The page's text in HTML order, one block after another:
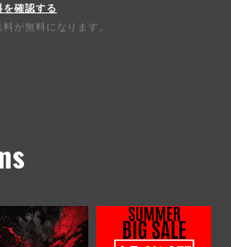
を確認する
が無料になります。